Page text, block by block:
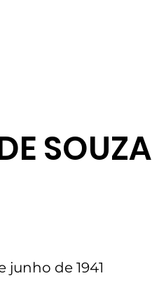
SOUZA
junho de 1941